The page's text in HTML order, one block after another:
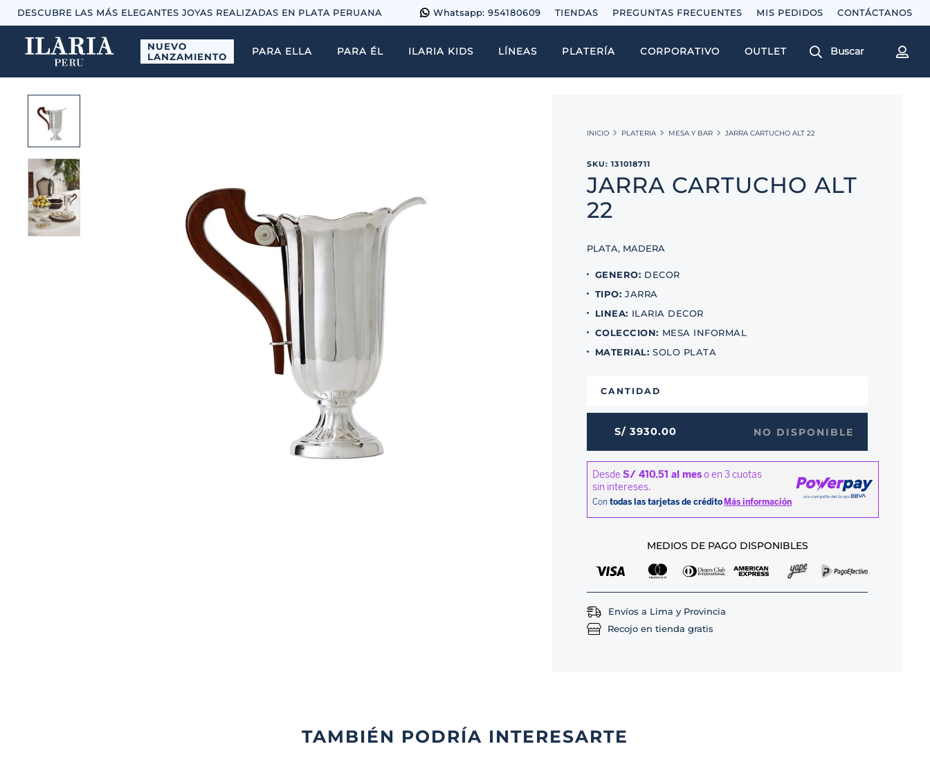
DESCUBRE LAS MÁS ELEGANTES JOYAS REALIZADAS EN PLATA PERUANA Whatsapp: 954180609 TIENDAS PREGUNTAS FRECUENTES MIS PEDIDOS
NUEVO
LANZAMIENTO
PARA ELLA PARA ÉL ILARIA KIDS LÍNEAS PLATERÍA CORPORATIVO OUTLET Buscar
PLATERIA MESA Y BAR JARRA CARTUCHO ALT 22
SKU:131018711
JARRA CARTUCHO ALT
22
PLATA, MADERA
GENERO: DECOR
TIPO: JARRA
LINEA: ILARIA DECOR
COLECCION: MESA INFORMAL
MATERIAL: SOLO PLATA
CANTIDAD
S/ 3930.00 NO DISPONIBLE
MEDIOS DE PAGO DISPONIBLES
Envíos a Lima y Provincia
Recojo en tienda gratis
TAMBIÉN PODRÍA INTERESARTE